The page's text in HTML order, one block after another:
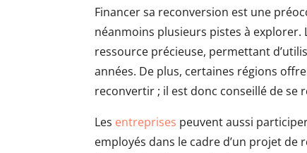
Financer sa reconversion est une
néanmoins plusieurs pistes à explorer.
ressource précieuse, permettant
années. De plus, certaines régions
reconvertir ; il est donc conseillé de se
Les entreprises peuvent aussi
employés dans le cadre d’un projet